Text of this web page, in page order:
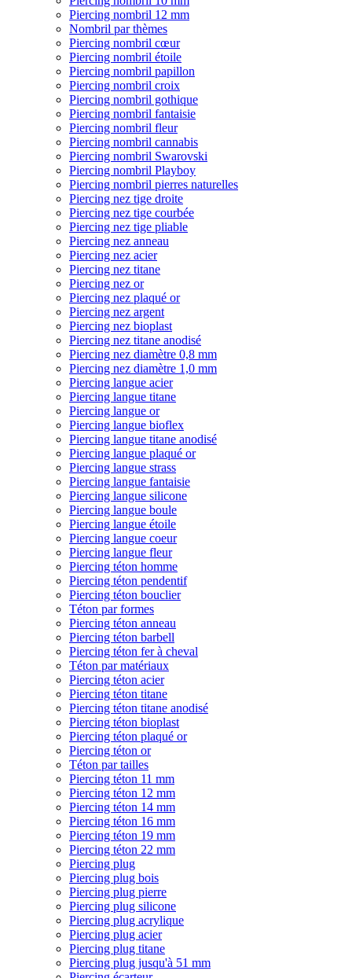
Piercing nombril 12 mm
Nombril par thèmes
Piercing nombril cœur
Piercing nombril étoile
Piercing nombril papillon
Piercing nombril croix
Piercing nombril gothique
Piercing nombril fantaisie
Piercing nombril fleur
Piercing nombril cannabis
Piercing nombril Swarovski
Piercing nombril Playboy
Piercing nombril pierres naturelles
Piercing nez tige droite
Piercing nez tige courbée
Piercing nez tige pliable
Piercing nez anneau
Piercing nez acier
Piercing nez titane
Piercing nez or
Piercing nez plaqué or
Piercing nez argent
Piercing nez bioplast
Piercing nez titane anodisé
Piercing nez diamètre 0,8 mm
Piercing nez diamètre 1,0 mm
Piercing langue acier
Piercing langue titane
Piercing langue or
Piercing langue bioflex
Piercing langue titane anodisé
Piercing langue plaqué or
Piercing langue strass
Piercing langue fantaisie
Piercing langue silicone
Piercing langue boule
Piercing langue étoile
Piercing langue coeur
Piercing langue fleur
Piercing téton homme
Piercing téton pendentif
Piercing téton bouclier
Téton par formes
Piercing téton anneau
Piercing téton barbell
Piercing téton fer à cheval
Téton par matériaux
Piercing téton acier
Piercing téton titane
Piercing téton titane anodisé
Piercing téton bioplast
Piercing téton plaqué or
Piercing téton or
Téton par tailles
Piercing téton 11 mm
Piercing téton 12 mm
Piercing téton 14 mm
Piercing téton 16 mm
Piercing téton 19 mm
Piercing téton 22 mm
Piercing plug
Piercing plug bois
Piercing plug pierre
Piercing plug silicone
Piercing plug acrylique
Piercing plug acier
Piercing plug titane
Piercing plug jusqu'à 51 mm